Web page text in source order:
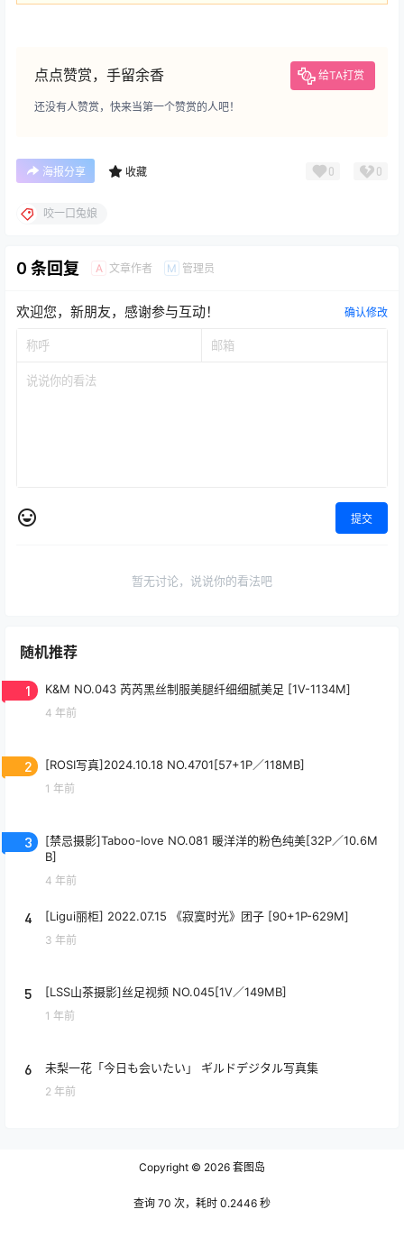
点点赞赏，手留余香 给TA打赏
还没有人赞赏，快来当第一个赞赏的人吧！
海报分享 收藏 0 0
咬一口兔娘
0 条回复 A 文章作者 M 管理员
欢迎您，新朋友，感谢参与互动！ 确认修改
提交
暂无讨论，说说你的看法吧
随机推荐
1 K&M NO.043 芮芮黑丝制服美腿纤细细腻美足 [1V-1134M]
4 年前
2 [ROSI写真]2024.10.18 NO.4701[57+1P／118MB]
1 年前
3
[禁忌摄影]Taboo-love NO.081 暖洋洋的粉色纯美[32P／10.6M
B]
4 年前
4 [Ligui丽柜] 2022.07.15 《寂寞时光》团子 [90+1P-629M]
3 年前
5 [LSS山茶摄影]丝足视频 NO.045[1V／149MB]
1 年前
6 未梨一花「今日も会いたい」 ギルドデジタル写真集
2 年前
Copyright © 2026 套图岛
查询 70 次，耗时 0.2446 秒